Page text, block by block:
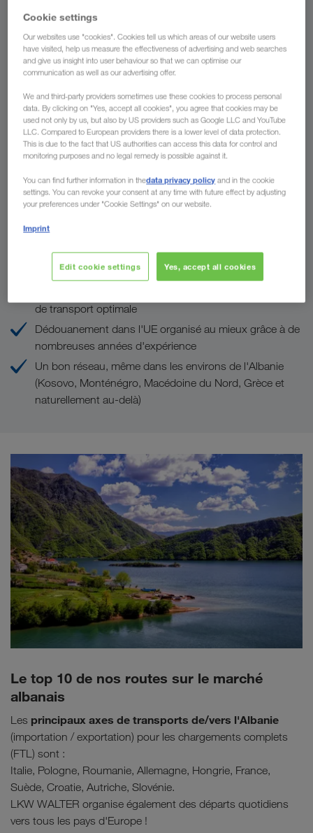
France
Vers
Pays
Demander un devis
Vos avantages chez LKW WALTER
de transport optimale
Dédouanement dans l'UE organisé au mieux grâce à de
nombreuses années d'expérience
Un bon réseau, même dans les environs de l'Albanie
(Kosovo, Monténégro, Macédoine du Nord, Grèce et
naturellement au-delà)
Le top 10 de nos routes sur le marché
albanais
Les principaux axes de transports de/vers l'Albanie
(importation / exportation) pour les chargements complets
(FTL) sont :
Italie, Pologne, Roumanie, Allemagne, Hongrie, France,
Suède, Croatie, Autriche, Slovénie.
LKW WALTER organise également des départs quotidiens
vers tous les pays d'Europe !
Cookie settings
Our websites use "cookies". Cookies tell us which areas of our website users
have visited, help us measure the effectiveness of advertising and web searches
and give us insight into user behaviour so that we can optimise our
communication as well as our advertising offer.
We and third-party providers sometimes use these cookies to process personal
data. By clicking on "Yes, accept all cookies", you agree that cookies may be
used not only by us, but also by US providers such as Google LLC and YouTube
LLC. Compared to European providers there is a lower level of data protection.
This is due to the fact that US authorities can access this data for control and
monitoring purposes and no legal remedy is possible against it.
You can find further information in thedata privacy policy and in the cookie
settings. You can revoke your consent at any time with future effect by adjusting
your preferences under "Cookie Settings" on our website.
Imprint
Edit cookie settings Yes, accept all cookies